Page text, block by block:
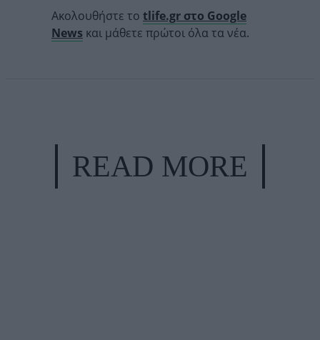
Ακολουθήστε το tlife.gr στο Google
News και μάθετε πρώτοι όλα τα νέα.
READ MORE